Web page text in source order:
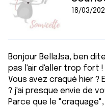
18/03/
Bonjour Bella.Isa, ben
pas l'air d'aller trop fort !
Vous avez craqué hier ?
? j'ai presque envie de
Parce que le